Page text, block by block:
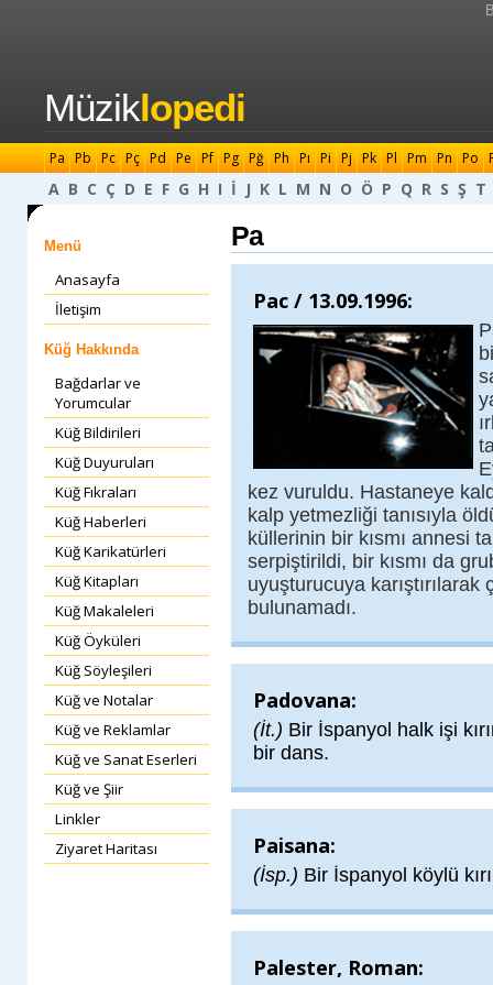
Müziklopedi
Pa Pb Pc Pç Pd Pe Pf Pg Pğ Ph Pı Pi Pj Pk Pl Pm Pn Po
A B C Ç D E F G H I İ J K L M N O Ö P Q R S Ş T
Menü
Anasayfa
İletişim
Küğ Hakkında
Bağdarlar ve
Yorumcular
Küğ Bildirileri
Küğ Duyuruları
Küğ Fıkraları
Küğ Haberleri
Küğ Karikatürleri
Küğ Kitapları
Küğ Makaleleri
Küğ Öyküleri
Küğ Söyleşileri
Küğ ve Notalar
Küğ ve Reklamlar
Küğ ve Sanat Eserleri
Küğ ve Şiir
Linkler
Ziyaret Haritası
Pa
Pac / 13.09.1996:
kez vuruldu. Hastaneye
kalp yetmezliği tanısıyla
küllerinin bir kısmı annesi
serpiştirildi, bir kısmı da
uyuşturucuya
bulunamadı.
Padovana:
(İt.) Bir İspanyol halk işi
bir dans.
Paisana:
(İsp.) Bir İspanyol köylü
Palester, Roman: